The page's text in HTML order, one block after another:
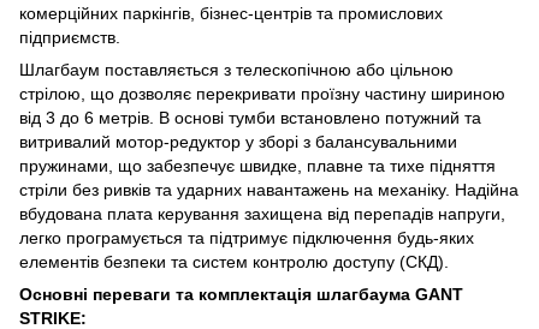
комерційних паркінгів, бізнес-центрів та промислових
підприємств.
Шлагбаум поставляється з телескопічною або цільною
стрілою, що дозволяє перекривати проїзну частину шириною
від 3 до 6 метрів. В основі тумби встановлено потужний та
витривалий мотор-редуктор у зборі з балансувальними
пружинами, що забезпечує швидке, плавне та тихе підняття
стріли без ривків та ударних навантажень на механіку. Надійна
вбудована плата керування захищена від перепадів напруги,
легко програмується та підтримує підключення будь-яких
елементів безпеки та систем контролю доступу (СКД).
Основні переваги та комплектація шлагбаума GANT
STRIKE: